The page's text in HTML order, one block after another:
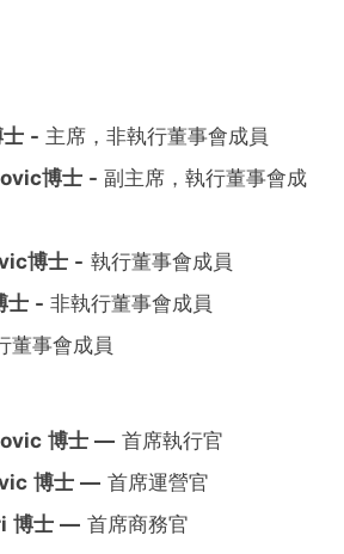
- 主席，非執行董事會成員
博士 - 副主席，執行董事會成
博士 - 執行董事會成員
士 - 非執行董事會成員
董事會成員
博士 — 首席執行官
博士 — 首席運營官
博士 — 首席商務官